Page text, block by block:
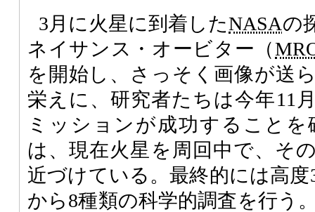
3月に火星に到着したNASAの
ネイサンス・オービター（
を開始し、さっそく画像が送
栄えに、研究者たちは今年11
ミッションが成功すること
は、現在火星を周回中で、そ
近づけている。最終的には高
から8種類の科学的調査を行う